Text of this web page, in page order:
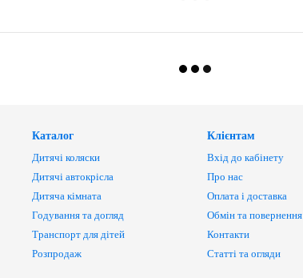
Каталог
Дитячі коляски
Дитячі автокрісла
Дитяча кімната
Годування та догляд
Транспорт для дітей
Розпродаж
Клієнтам
Вхід до кабінету
Про нас
Оплата і доставка
Обмін та повернення
Контакти
Статті та огляди